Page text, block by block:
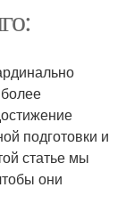
подготовки и
статье мы
они